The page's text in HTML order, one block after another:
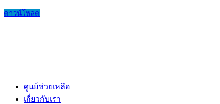
ดาวน์โหลด
ศูนย์ช่วยเหลือ
เกี่ยวกับเรา